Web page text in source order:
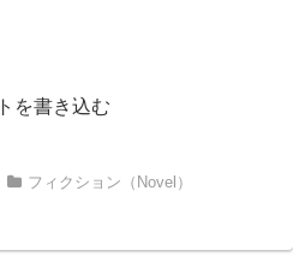
を書き込む
フィクション（Novel）